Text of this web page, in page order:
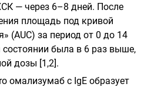
— через 6–8 дней. После
площадь под кривой
(AUC) за период от 0 до 14
состоянии была в 6 раз выше,
дозы [1,2].
омализумаб с IgE образует